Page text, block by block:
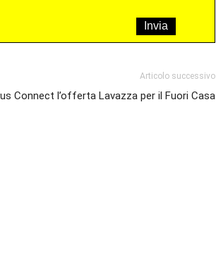
Articolo successivo
Connect l’offerta Lavazza per il Fuori Casa